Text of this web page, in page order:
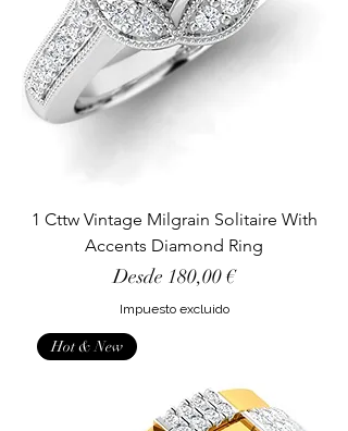
1 Cttw Vintage Milgrain Solitaire With
Accents Diamond Ring
Desde 180,00 €
Precio de oferta
Impuesto excluido
Hot & New